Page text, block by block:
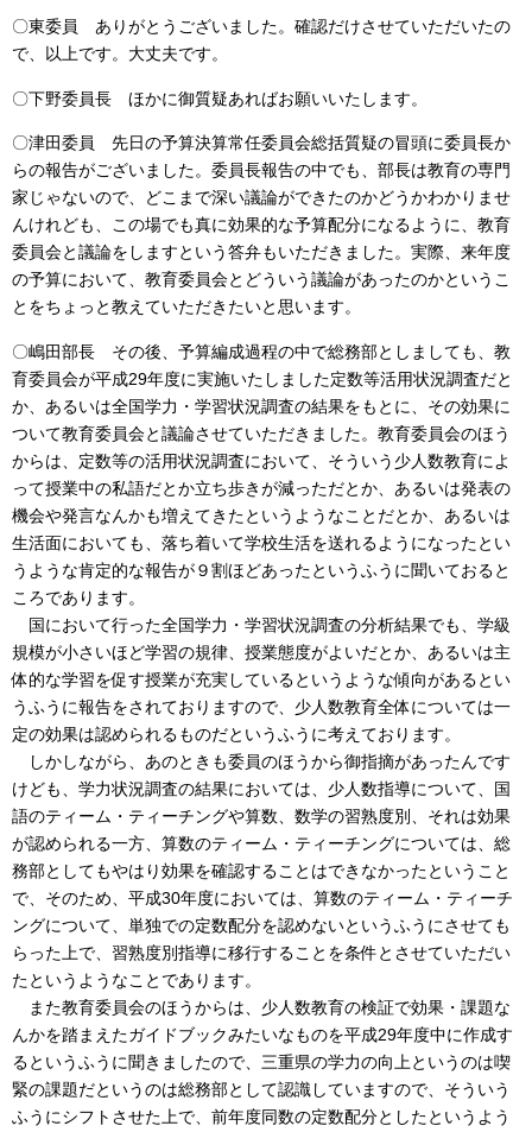
〇東委員 ありがとうございました。確認だけさせていただいたの
で、以上です。大丈夫です。
〇下野委員長 ほかに御質疑あればお願いいたします。
〇津田委員 先日の予算決算常任委員会総括質疑の冒頭に委員長か
らの報告がございました。委員長報告の中でも、部長は教育の専門
家じゃないので、どこまで深い議論ができたのかどうかわかりませ
んけれども、この場でも真に効果的な予算配分になるように、教育
委員会と議論をしますという答弁もいただきました。実際、来年度
の予算において、教育委員会とどういう議論があったのかというこ
とをちょっと教えていただきたいと思います。
〇嶋田部長 その後、予算編成過程の中で総務部としましても、教
育委員会が平成29年度に実施いたしました定数等活用状況調査だと
か、あるいは全国学力・学習状況調査の結果をもとに、その効果に
ついて教育委員会と議論させていただきました。教育委員会のほう
からは、定数等の活用状況調査において、そういう少人数教育によ
って授業中の私語だとか立ち歩きが減っただとか、あるいは発表の
機会や発言なんかも増えてきたというようなことだとか、あるいは
生活面においても、落ち着いて学校生活を送れるようになったとい
うような肯定的な報告が９割ほどあったというふうに聞いておると
ころであります。
国において行った全国学力・学習状況調査の分析結果でも、学級
規模が小さいほど学習の規律、授業態度がよいだとか、あるいは主
体的な学習を促す授業が充実しているというような傾向があるとい
うふうに報告をされておりますので、少人数教育全体については一
定の効果は認められるものだというふうに考えております。
しかしながら、あのときも委員のほうから御指摘があったんです
けども、学力状況調査の結果においては、少人数指導について、国
語のティーム・ティーチングや算数、数学の習熟度別、それは効果
が認められる一方、算数のティーム・ティーチングについては、総
務部としてもやはり効果を確認することはできなかったということ
で、そのため、平成30年度においては、算数のティーム・ティーチ
ングについて、単独での定数配分を認めないというふうにさせても
らった上で、習熟度別指導に移行することを条件とさせていただい
たというようなことであります。
また教育委員会のほうからは、少人数教育の検証で効果・課題な
んかを踏まえたガイドブックみたいなものを平成29年度中に作成す
るというふうに聞きましたので、三重県の学力の向上というのは喫
緊の課題だというのは総務部として認識していますので、そういう
ふうにシフトさせた上で、前年度同数の定数配分としたというよう